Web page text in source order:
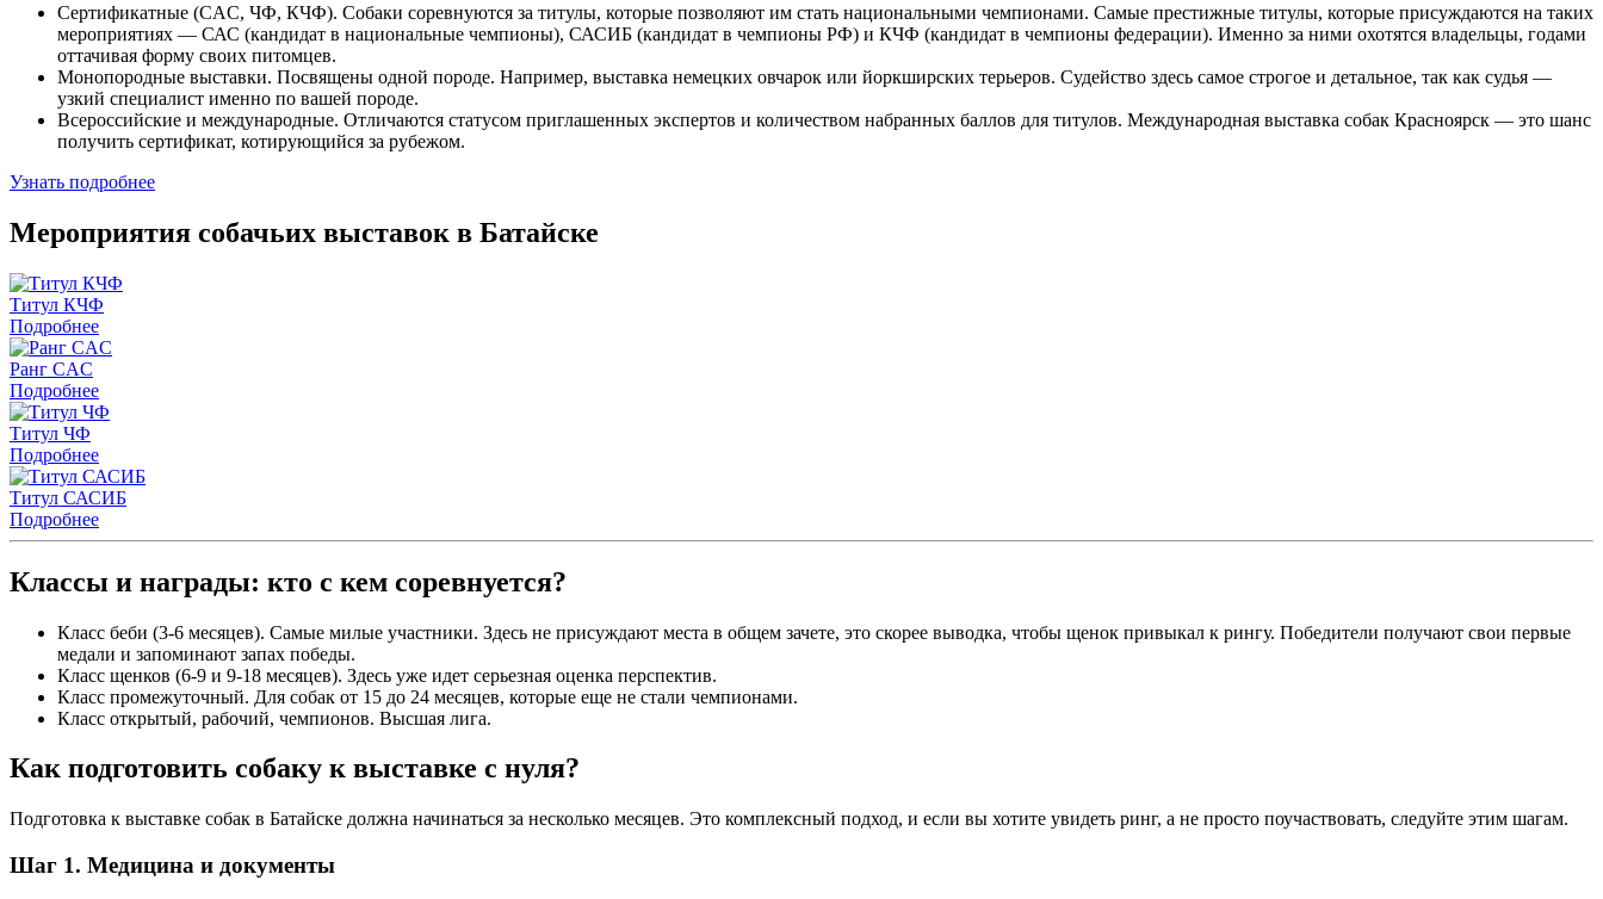
Сертификатные (CAC, ЧФ, КЧФ). Собаки соревнуются за титулы, которые позволяют им стать национальными чемпионами. Самые престижные титулы, которые присуждаются на таких
мероприятиях — САС (кандидат в национальные чемпионы), САСИБ (кандидат в чемпионы РФ) и КЧФ (кандидат в чемпионы федерации). Именно за ними охотятся владельцы, годами
оттачивая форму своих питомцев.
Монопородные выставки. Посвящены одной породе. Например, выставка немецких овчарок или йоркширских терьеров. Судейство здесь самое строгое и детальное, так как судья —
узкий специалист именно по вашей породе.
Всероссийские и международные. Отличаются статусом приглашенных экспертов и количеством набранных баллов для титулов. Международная выставка собак Красноярск — это шанс
получить сертификат, котирующийся за рубежом.
Узнать подробнее
Мероприятия собачьих выставок в Батайске
Титул КЧФ
Подробнее
Ранг CAC
Подробнее
Титул ЧФ
Подробнее
Титул САСИБ
Подробнее
Классы и награды: кто с кем соревнуется?
Класс беби (3-6 месяцев). Самые милые участники. Здесь не присуждают места в общем зачете, это скорее выводка, чтобы щенок привыкал к рингу. Победители получают свои первые
медали и запоминают запах победы.
Класс щенков (6-9 и 9-18 месяцев). Здесь уже идет серьезная оценка перспектив.
Класс промежуточный. Для собак от 15 до 24 месяцев, которые еще не стали чемпионами.
Класс открытый, рабочий, чемпионов. Высшая лига.
Как подготовить собаку к выставке с нуля?
Подготовка к выставке собак в Батайске должна начинаться за несколько месяцев. Это комплексный подход, и если вы хотите увидеть ринг, а не просто поучаствовать, следуйте этим шагам.
Шаг 1. Медицина и документы